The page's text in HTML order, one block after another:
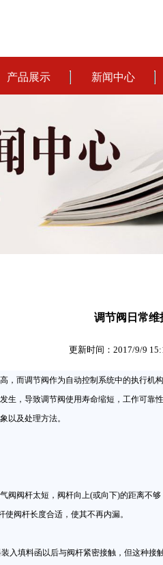
产品展示 新闻中心
调节阀日常维
更新时间：2017/9/9
，而调节阀作为自动控制系统中的执行
生，导致调节阀使用寿命缩短，工作可
以及处理方法。
阀杆太短，阀杆向上(或向下)的距离不够
阀杆长度合适，使其不再内漏。
填料函以后与阀杆紧密接触，但这种接